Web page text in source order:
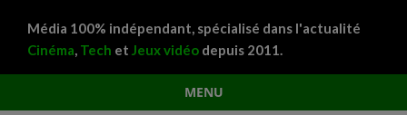
Média 100% indépendant, spécialisé dans l'actualité
Cinéma, Tech et Jeux vidéo depuis 2011.
MENU